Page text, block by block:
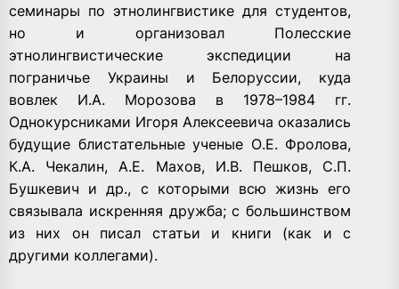
семинары по этнолингвистике для студентов,
но и организовал Полесские
этнолингвистические экспедиции на
пограничье Украины и Белоруссии, куда
вовлек И.А. Морозова в 1978–1984 гг.
Однокурсниками Игоря Алексеевича оказались
будущие блистательные ученые О.Е. Фролова,
К.А. Чекалин, А.Е. Махов, И.В. Пешков, С.П.
Бушкевич и др., с которыми всю жизнь его
связывала искренняя дружба; с большинством
из них он писал статьи и книги (как и с
другими коллегами).